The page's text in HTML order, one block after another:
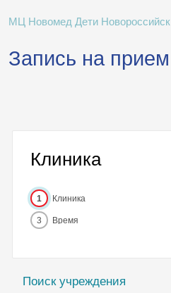
МЦ Новомед Дети Новороссийск
Запись на прием
Клиника
1 Клиника
3 Время
Поиск учреждения